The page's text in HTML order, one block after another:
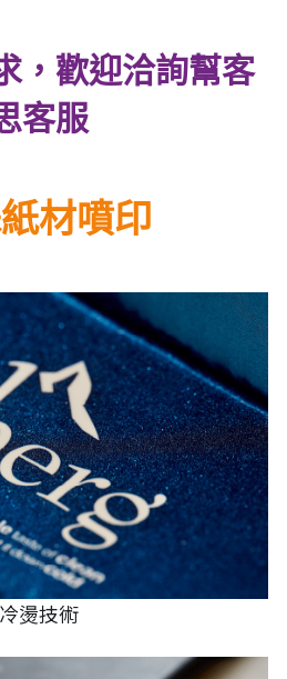
，歡迎洽詢幫客
客服
材噴印
冷燙技術